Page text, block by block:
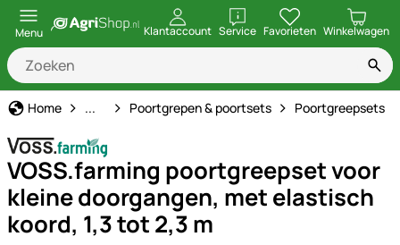
Menu Klantaccount ServiceopenenFavorieten Winkelwagen
Home Schrikdraad
... Poortgrepen & poortsets Poortgreepsets
VOSS.farming poortgreepset voor
kleine doorgangen, met elastisch
koord, 1,3 tot 2,3 m